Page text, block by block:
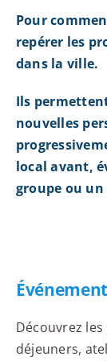
Pour
repérer les
dans la ville.
Ils
nouvelles
local avant,
groupe ou
Découvrez
déjeuners,